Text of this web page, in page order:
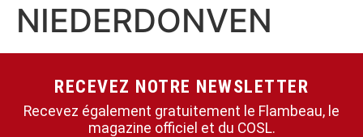
NIEDERDONVEN
RECEVEZ NOTRE NEWSLETTER
Recevez également gratuitement le Flambeau, le
magazine officiel et du COSL.